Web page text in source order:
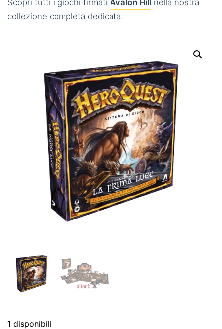
Scopri tutti i giochi firmati Avalon Hill
nella nostra
collezione completa dedicata.
1 disponibili